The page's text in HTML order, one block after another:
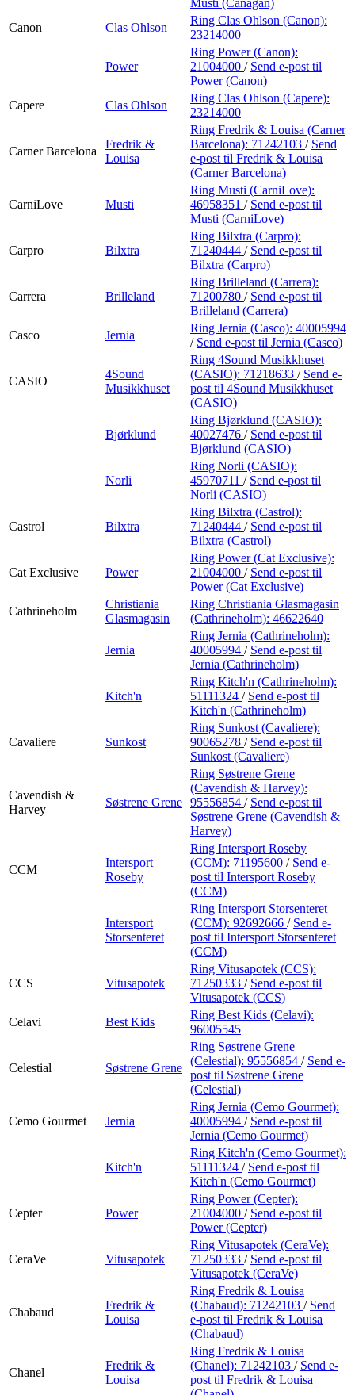
Canon
Clas Ohlson
Ring Clas Ohlson (Canon):
23214000
Power
Ring Power (Canon):
21004000 / Send e-post til
Power (Canon)
Capere
Clas Ohlson
Ring Clas Ohlson (Capere):
23214000
Carner Barcelona
Fredrik &
Louisa
Ring Fredrik & Louisa (Carner
Barcelona): 71242103 / Send
e-post til Fredrik & Louisa
(Carner Barcelona)
CarniLove Musti
Ring Musti (CarniLove):
46958351 / Send e-post til
Musti (CarniLove)
Carpro Bilxtra
Ring Bilxtra (Carpro):
71240444 / Send e-post til
Bilxtra (Carpro)
Carrera Brilleland
Ring Brilleland (Carrera):
71200780 / Send e-post til
Brilleland (Carrera)
Casco
Jernia
Ring Jernia (Casco): 40005994
/ Send e-post til Jernia (Casco)
CASIO
4Sound
Musikkhuset
Ring 4Sound Musikkhuset
(CASIO): 71218633 / Send e-
post til 4Sound Musikkhuset
(CASIO)
Bjørklund
Ring Bjørklund (CASIO):
40027476 / Send e-post til
Bjørklund (CASIO)
Norli
Ring Norli (CASIO):
45970711 / Send e-post til
Norli (CASIO)
Castrol Bilxtra
Ring Bilxtra (Castrol):
71240444 / Send e-post til
Bilxtra (Castrol)
Cat Exclusive Power
Ring Power (Cat Exclusive):
21004000 / Send e-post til
Power (Cat Exclusive)
Cathrineholm
Christiania
Glasmagasin
Ring Christiania Glasmagasin
(Cathrineholm): 46622640
Jernia
Ring Jernia (Cathrineholm):
40005994 / Send e-post til
Jernia (Cathrineholm)
Kitch'n
Ring Kitch'n (Cathrineholm):
51111324 / Send e-post til
Kitch'n (Cathrineholm)
Cavaliere Sunkost
Ring Sunkost (Cavaliere):
90065278 / Send e-post til
Sunkost (Cavaliere)
Cavendish &
Harvey
Søstrene Grene
Ring Søstrene Grene
(Cavendish & Harvey):
95556854 / Send e-post til
Søstrene Grene (Cavendish &
Harvey)
CCM
Intersport
Roseby
Ring Intersport Roseby
(CCM): 71195600 / Send e-
post til Intersport Roseby
(CCM)
Intersport
Storsenteret
Ring Intersport Storsenteret
(CCM): 92692666 / Send e-
post til Intersport Storsenteret
(CCM)
CCS Vitusapotek
Ring Vitusapotek (CCS):
71250333 / Send e-post til
Vitusapotek (CCS)
Celavi
Best Kids
Ring Best Kids (Celavi):
96005545
Celestial Søstrene Grene
Ring Søstrene Grene
(Celestial): 95556854 / Send e-
post til Søstrene Grene
(Celestial)
Cemo Gourmet Jernia
Ring Jernia (Cemo Gourmet):
40005994 / Send e-post til
Jernia (Cemo Gourmet)
Kitch'n
Ring Kitch'n (Cemo Gourmet):
51111324 / Send e-post til
Kitch'n (Cemo Gourmet)
Cepter Power
Ring Power (Cepter):
21004000 / Send e-post til
Power (Cepter)
CeraVe Vitusapotek
Ring Vitusapotek (CeraVe):
71250333 / Send e-post til
Vitusapotek (CeraVe)
Chabaud
Fredrik &
Louisa
Ring Fredrik & Louisa
(Chabaud): 71242103 / Send
e-post til Fredrik & Louisa
(Chabaud)
Chanel
Fredrik &
Louisa
Ring Fredrik & Louisa
(Chanel): 71242103 / Send e-
post til Fredrik & Louisa